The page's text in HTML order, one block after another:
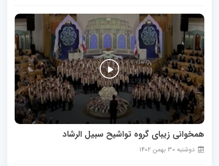
همخوانی زیبای گروه تواشیح سبیل الرشاد
دوشنبه 30بهمن 1402